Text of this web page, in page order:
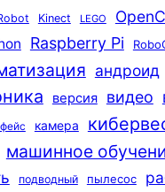
Kinect LEGO
Raspberry Pi
андроид
версия видео
камера
машинное
подводный пылесос